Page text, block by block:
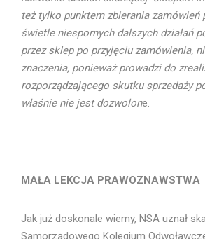
też tylko punktem zbierania zamówień
świetle niespornych dalszych działań
przez sklep po przyjęciu zamówienia,
znaczenia, ponieważ prowadzi do
rozporządzającego skutku sprzedaży
właśnie nie jest dozwolone.
MAŁA LEKCJA PRAWOZNAWSTWA
Jak już doskonale wiemy, NSA uznał
Samorządowego Kolegium